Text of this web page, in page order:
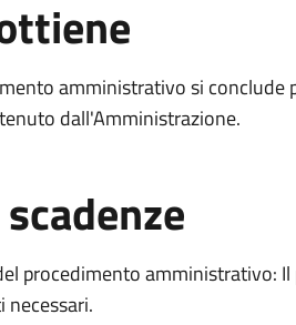
amministrativo si
dall'Amministrazione.
procedimento amministrativo:
necessari.